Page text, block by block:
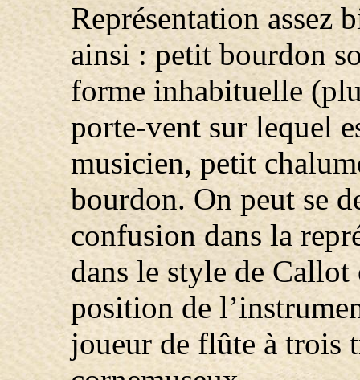
Représentation assez
ainsi : petit bourdon
forme inhabituelle
porte-vent sur lequel
musicien, petit
bourdon. On peut se
confusion dans la
dans le style de
position de
joueur de flûte à trois